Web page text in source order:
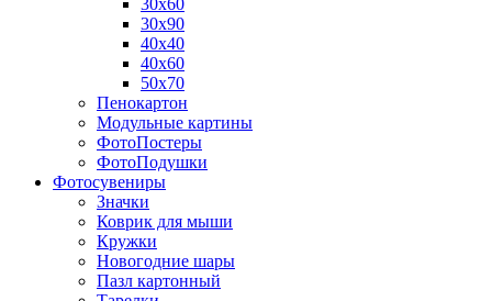
30х90
40х40
40х60
50х70
Пенокартон
Модульные картины
ФотоПостеры
ФотоПодушки
Фотоcувениры
Значки
Коврик для мыши
Кружки
Новогодние шары
Пазл картонный